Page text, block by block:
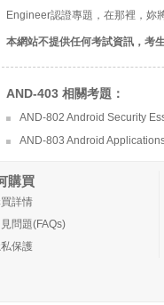
Engineer認證專題，在那裡，妳
本網站不提供任何考試資訊，考
AND-403 相關考題：
AND-802 Android Security
AND-803 Android
購買
詳情
問題(FAQs)
保護